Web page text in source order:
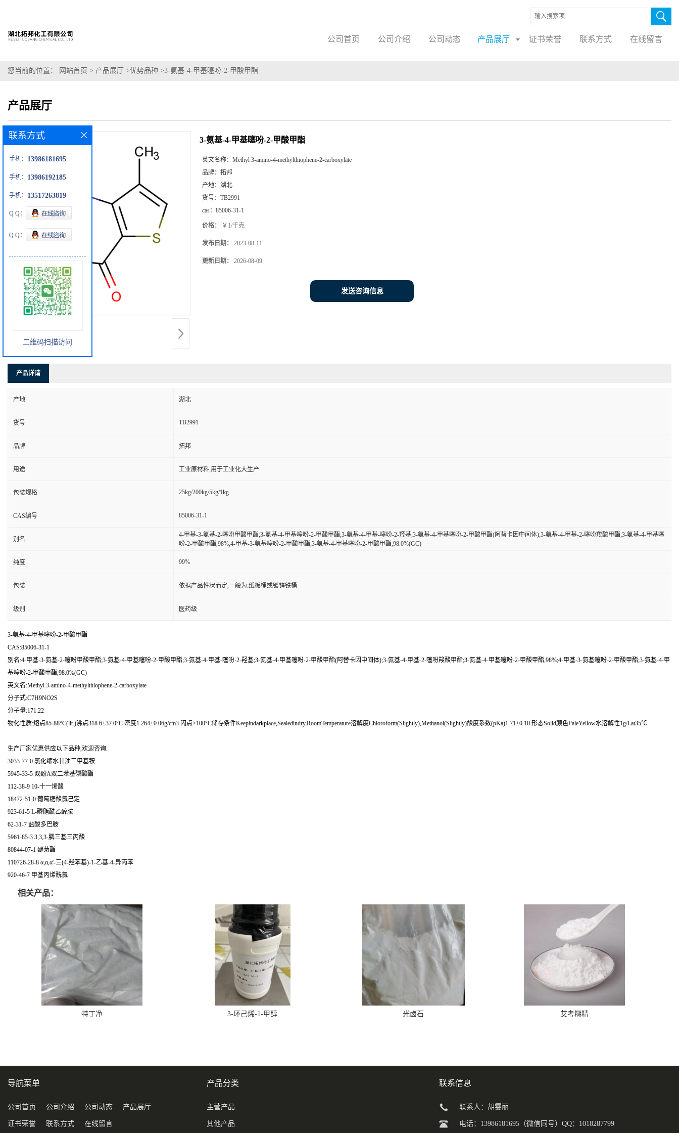
公司首页 公司介绍 公司动态 产品展厅 证书荣誉 联系方式 在线留言
您当前的位置： 网站首页 > 产品展厅 >优势品种 >3-氨基-4-甲基噻吩-2-甲酸甲酯
产品展厅
3-氨基-4-甲基噻吩-2-甲酸甲酯
英文名称： Methyl 3-amino-4-methylthiophene-2-carboxylate
品牌： 拓邦
产地： 湖北
货号： TB2991
cas： 85006-31-1
价格： ￥1/千克
发布日期： 2023-08-11
更新日期： 2026-08-09
发送咨询信息
产品详请
产地 湖北
货号 TB2991
品牌 拓邦
用途 工业原材料,用于工业化大生产
包装规格 25kg/200kg/5kg/1kg
CAS编号 85006-31-1
别名
4-甲基-3-氨基-2-噻吩甲酸甲酯;3-氨基-4-甲基噻吩-2-甲酸甲酯;3-氨基-4-甲基-噻吩-2-羟基;3-氨基-4-甲基噻吩-2-甲酸甲酯(阿替卡因中间体);3-氨基-4-甲基-2-噻吩羧酸甲酯;3-氨基-4-甲基噻
吩-2-甲酸甲酯,98%;4-甲基-3-氨基噻吩-2-甲酸甲酯;3-氨基-4-甲基噻吩-2-甲酸甲酯,98.0%(GC)
纯度 99%
包装 依据产品性状而定,一般为:纸板桶或镀锌铁桶
级别 医药级
3-氨基-4-甲基噻吩-2-甲酸甲酯
CAS:85006-31-1
别名:4-甲基-3-氨基-2-噻吩甲酸甲酯;3-氨基-4-甲基噻吩-2-甲酸甲酯;3-氨基-4-甲基-噻吩-2-羟基;3-氨基-4-甲基噻吩-2-甲酸甲酯(阿替卡因中间体);3-氨基-4-甲基-2-噻吩羧酸甲酯;3-氨基-4-甲基噻吩-2-甲酸甲酯,98%;4-甲基-3-氨基噻吩-2-甲酸甲酯;3-氨基-4-甲
基噻吩-2-甲酸甲酯,98.0%(GC)
英文名:Methyl 3-amino-4-methylthiophene-2-carboxylate
分子式:C7H9NO2S
分子量:171.22
物化性质:熔点85-88°C(lit.)沸点318.6±37.0°C 密度1.264±0.06g/cm3 闪点>100°C储存条件Keepindarkplace,Sealedindry,RoomTemperature溶解度Chloroform(Slightly),Methanol(Slightly)酸度系数(pKa)1.71±0.10 形态Solid颜色PaleYellow水溶解性1g/Lat35℃
生产厂家优惠供应以下品种,欢迎咨询:
3033-77-0 氯化缩水甘油三甲基铵
5945-33-5 双酚A双二苯基磷酸酯
112-38-9 10-十一烯酸
18472-51-0 葡萄糖酸氯己定
923-61-5 L-磷脂酰乙醇胺
62-31-7 盐酸多巴胺
5961-85-3 3,3,3-膦三基三丙酸
80844-07-1 醚菊酯
110726-28-8 α,α,α'-三(4-羟苯基)-1-乙基-4-异丙苯
920-46-7 甲基丙烯酰氯
相关产品：
特丁净 3-环己烯-1-甲醇 光卤石 艾考糊精
联系方式
手机： 13986181695
手机： 13986192185
手机： 13517263819
Q Q：
Q Q：
二维码扫描访问
导航菜单
公司首页 公司介绍 公司动态 产品展厅
证书荣誉 联系方式 在线留言
产品分类
主营产品
其他产品
联系信息
联系人：胡雯丽
电话：13986181695（微信同号）QQ：1018287799